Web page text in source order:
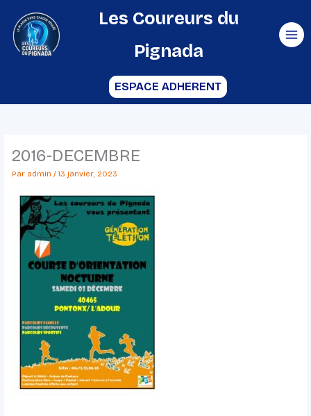
contenu
Les Coureurs du
Pignada
ESPACE ADHERENT
2016-DECEMBRE
Par admin / 13 janvier, 2023